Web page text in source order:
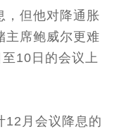
，但他对降通胀
主席鲍威尔更难
10日的会议上
12月会议降息的